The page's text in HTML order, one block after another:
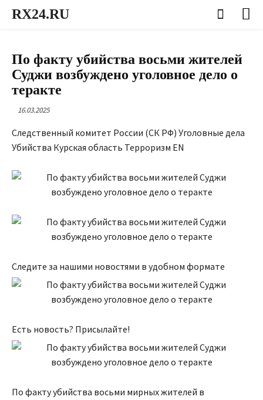
RX24.RU
По факту убийства восьми жителей
Суджи возбуждено уголовное дело о
теракте
16.03.2025
Следственный комитет России (СК РФ) Уголовные дела
Убийства Курская область Терроризм EN
Следите за нашими новостями в удобном формате
Есть новость? Присылайте!
По факту убийства восьми мирных жителей в